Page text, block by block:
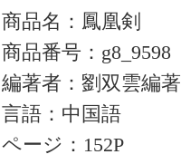
商品名：鳳凰剣
商品番号：g8_9598
編著者：劉双雲編著
言語：中国語
ページ：152P